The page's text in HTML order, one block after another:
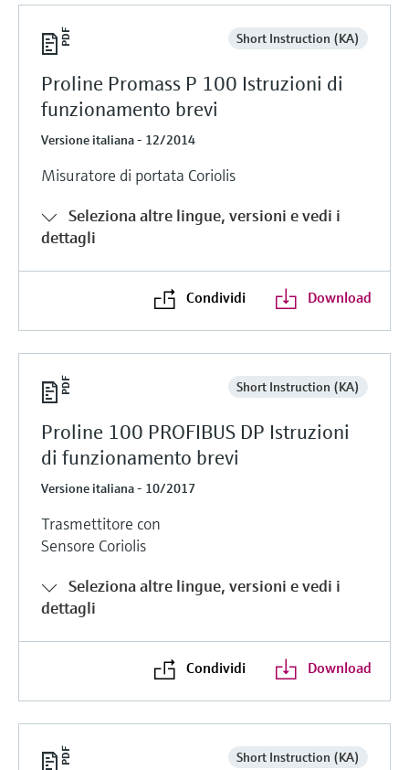
Short Instruction (KA)
Proline Promass P 100 Istruzioni di
funzionamento brevi
Versione italiana - 12/2014
Misuratore di portata Coriolis
Seleziona altre lingue, versioni e vedi i
dettagli
Condividi Download
Short Instruction (KA)
Proline 100 PROFIBUS DP Istruzioni
di funzionamento brevi
Versione italiana - 10/2017
Trasmettitore con
Sensore Coriolis
Seleziona altre lingue, versioni e vedi i
dettagli
Condividi Download
Short Instruction (KA)